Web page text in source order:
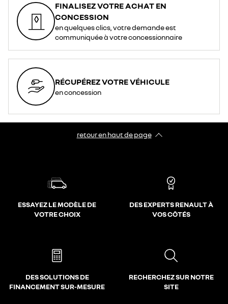
FINALISEZ VOTRE ACHAT EN
CONCESSION
en quelques clics, votre demande est
communiquée à votre concessionnaire
RÉCUPÉREZ VOTRE VÉHICULE
en concession
retour en haut de page​
ESSAYEZ LE MODÈLE DE
VOTRE CHOIX
DES EXPERTS RENAULT À
VOS CÔTÉS
DES SOLUTIONS DE
FINANCEMENT SUR-MESURE
RECHERCHEZ SUR NOTRE
SITE